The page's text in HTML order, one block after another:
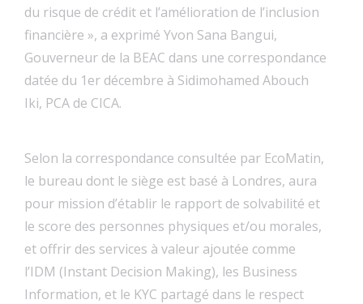
du risque de crédit et l’amélioration de l’inclusion
financière », a exprimé Yvon Sana Bangui,
Gouverneur de la BEAC dans une correspondance
datée du 1er décembre à Sidimohamed Abouch
Iki, PCA de CICA.
Selon la correspondance consultée par EcoMatin,
le bureau dont le siège est basé à Londres, aura
pour mission d’établir le rapport de solvabilité et
le score des personnes physiques et/ou morales,
et offrir des services à valeur ajoutée comme
l’IDM (Instant Decision Making), les Business
Information, et le KYC partagé dans le respect